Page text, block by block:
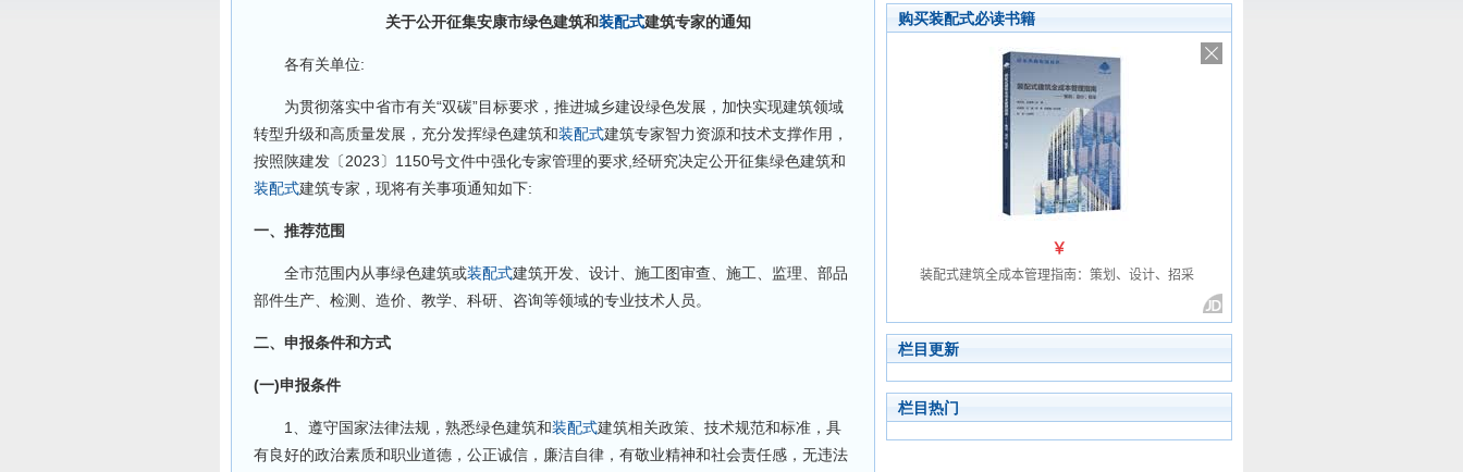
关于公开征集安康市绿色建筑和装配式建筑专家的通知
各有关单位:
为贯彻落实中省市有关“双碳”目标要求，推进城乡建设绿色发展，加快实现建筑领域
转型升级和高质量发展，充分发挥绿色建筑和装配式建筑专家智力资源和技术支撑作用，
按照陕建发〔2023〕1150号文件中强化专家管理的要求,经研究决定公开征集绿色建筑和
装配式建筑专家，现将有关事项通知如下:
一、推荐范围
全市范围内从事绿色建筑或装配式建筑开发、设计、施工图审查、施工、监理、部品
部件生产、检测、造价、教学、科研、咨询等领域的专业技术人员。
二、申报条件和方式
(一)申报条件
1、遵守国家法律法规，熟悉绿色建筑和装配式建筑相关政策、技术规范和标准，具
有良好的政治素质和职业道德，公正诚信，廉洁自律，有敬业精神和社会责任感，无违法
购买装配式必读书籍
栏目更新
栏目热门